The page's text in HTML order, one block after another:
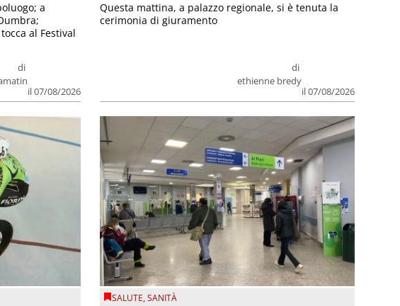
di
il 07/08/2026
a
al Festival
di
ethienne bredy
il 07/08/2026
Questa mattina, a palazzo regionale, si è tenuta la
cerimonia di giuramento
SALUTE,SANITÀ